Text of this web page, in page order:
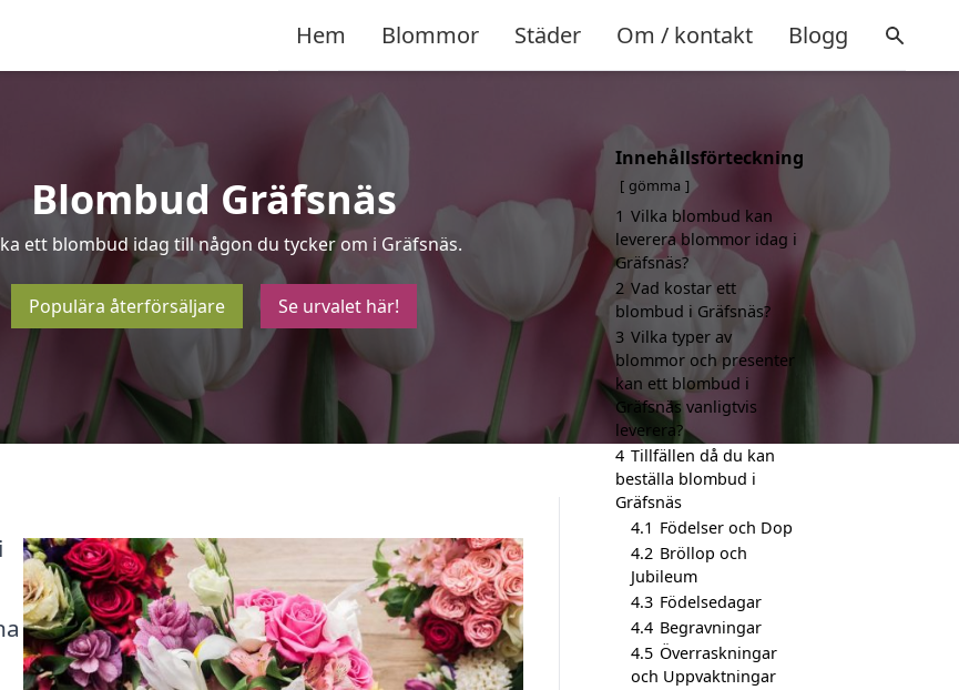
Hem Blommor Städer Om / kontakt Blogg
Blombud Gräfsnäs
ett blombud idag till någon du tycker om i Gräfsnäs.
Populära återförsäljare Se urvalet här!
Innehållsförteckning
gömma
1 Vilka blombud kan
leverera blommor idag i
Gräfsnäs?
2 Vad kostar ett
blombud i Gräfsnäs?
3 Vilka typer av
blommor och presenter
kan ett blombud i
Gräfsnäs vanligtvis
leverera?
4 Tillfällen då du kan
beställa blombud i
Gräfsnäs
4.1 Födelser och Dop
4.2 Bröllop och
Jubileum
4.3 Födelsedagar
4.4 Begravningar
4.5 Överraskningar
och Uppvaktningar